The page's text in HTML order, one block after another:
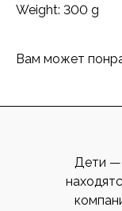
Weight: 300 g
Вам может
Дети —